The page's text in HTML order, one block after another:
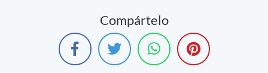
Compártelo